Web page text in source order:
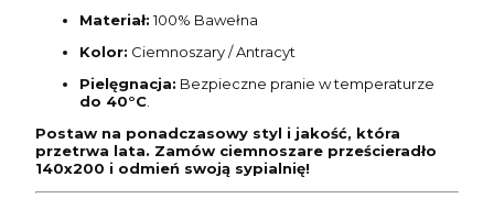
Materiał:100% Bawełna
Kolor: Ciemnoszary / Antracyt
Pielęgnacja: Bezpieczne pranie w temperaturze
do 40°C
Postaw na ponadczasowy styl i jakość, która
przetrwa lata. Zamów ciemnoszare prześcieradło
140x200 i odmień swoją sypialnię!